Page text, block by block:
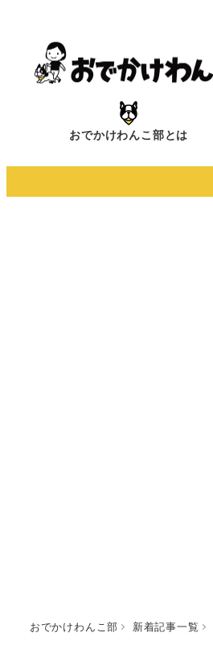
へ
おでかけわんこ部とは
おでかけわんこ部 新着記事一覧